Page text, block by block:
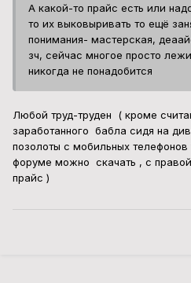
А какой-то прайс есть или
то их выковыривать то ещё
понимания- мастерская,
зч, сейчас многое просто
никогда не понадобится
Любой труд-труден ( кроме
заработанного бабла сидя на
позолоты с мобильных телефонов
форуме можно скачать , с
прайс )